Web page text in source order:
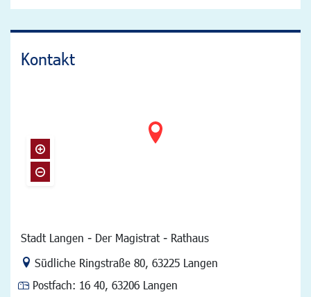
Kontakt
Stadt Langen - Der Magistrat - Rathaus
Link zur Google-Maps Navigation
Südliche Ringstraße 80, 63225 Langen
Postfach: 16 40, 63206 Langen